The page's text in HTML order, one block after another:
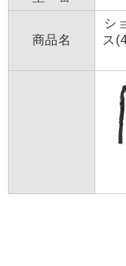
商品名
シ
ス